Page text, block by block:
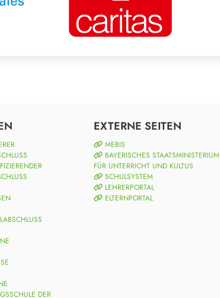
DER
EXTERNE SEITEN
MEBIS
BAYERISCHES STAATSMINISTERIUM
FÜR UNTERRICHT UND KULTUS
SCHULSYSTEM
LEHRERPORTAL
ELTERNPORTAL